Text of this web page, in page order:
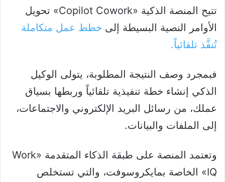
تتيح المنصة الذكية «Copilot Cowork» تحويل
الأوامر النصية البسيطة إلى خطط عمل متكاملة
تُنفَّذ تلقائياً.
فبمجرد وصف النتيجة المطلوبة، يتولى الوكيل
الذكي إنشاء خطة تنفيذية تلقائياً وربطها بسياق
عملك، من رسائل البريد الإلكتروني والاجتماعات،
إلى الملفات والبيانات.
وتعتمد المنصة على طبقة الذكاء المتقدمة «Work
IQ» الخاصة بمايكروسوفت، والتي تستخلص